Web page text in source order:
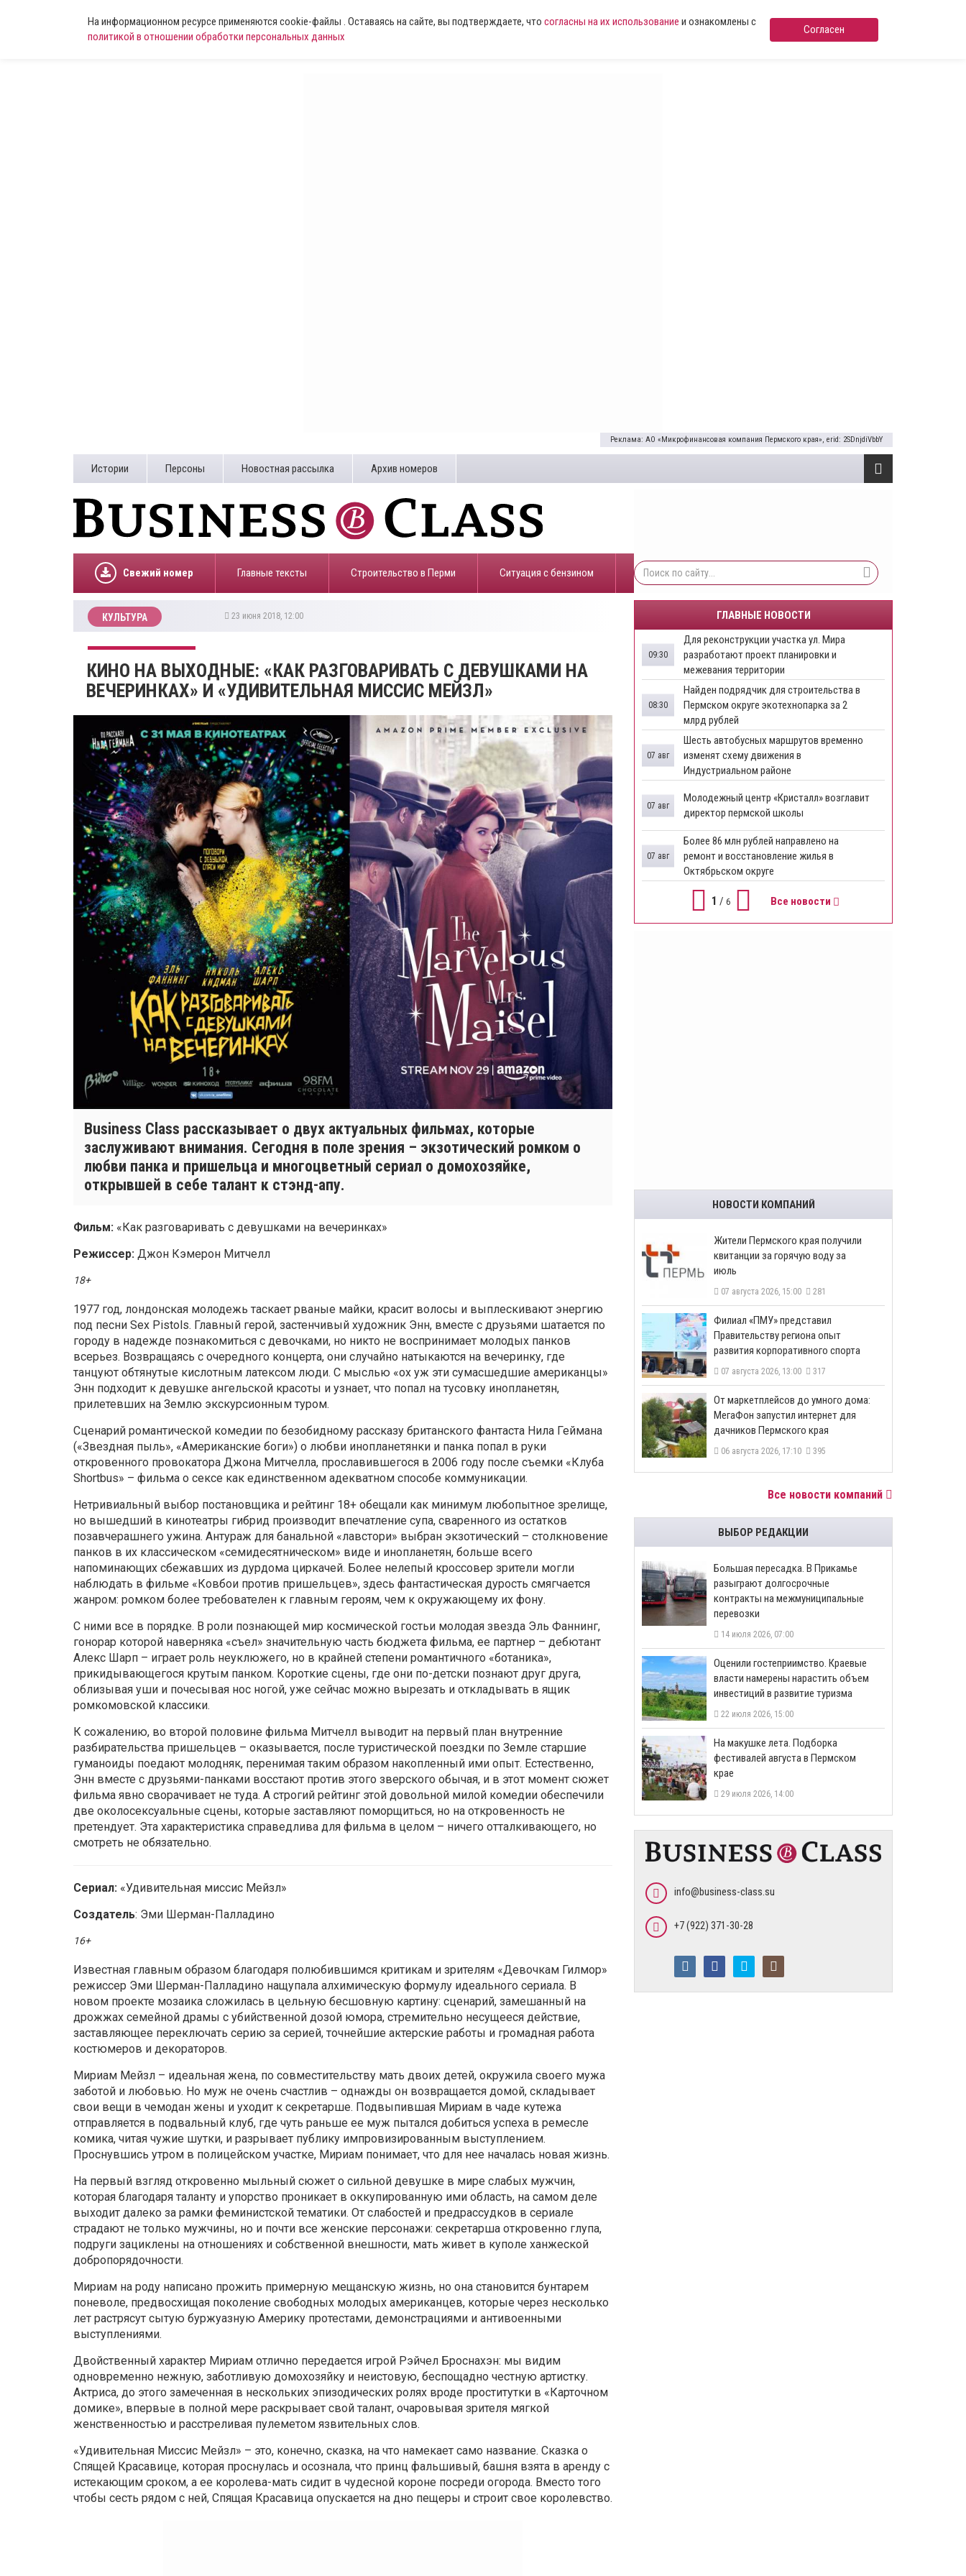
На информационном ресурсе применяются cookie-файлы . Оставаясь на сайте, вы подтверждаете, что согласны на их использование и ознакомлены с
политикой в отношении обработки персональных данных
Согласен
Реклама: АО «Микрофинансовая компания Пермского края», erid: 2SDnjdiVbbY
Истории Персоны Новостная рассылка Архив номеров
Свежий номер Главные тексты Строительство в Перми ​Ситуация с бензином
КУЛЬТУРА 23 июня 2018, 12:00
КИНО НА ВЫХОДНЫЕ: «КАК РАЗГОВАРИВАТЬ С ДЕВУШКАМИ НА
ВЕЧЕРИНКАХ» И «УДИВИТЕЛЬНАЯ МИССИС МЕЙЗЛ»
Business Class рассказывает о двух актуальных фильмах, которые
заслуживают внимания. Сегодня в поле зрения – экзотический ромком о
любви панка и пришельца и многоцветный сериал о домохозяйке,
открывшей в себе талант к стэнд-апу.
Фильм: «Как разговаривать с девушками на вечеринках»
Режиссер: Джон Кэмерон Митчелл
18+
1977 год, лондонская молодежь таскает рваные майки, красит волосы и выплескивают энергию
под песни Sex Pistols. Главный герой, застенчивый художник Энн, вместе с друзьями шатается по
городу в надежде познакомиться с девочками, но никто не воспринимает молодых панков
всерьез. Возвращаясь с очередного концерта, они случайно натыкаются на вечеринку, где
танцуют обтянутые кислотным латексом люди. С мыслью «ох уж эти сумасшедшие американцы»
Энн подходит к девушке ангельской красоты и узнает, что попал на тусовку инопланетян,
прилетевших на Землю экскурсионным туром.
Сценарий романтической комедии по безобидному рассказу британского фантаста Нила Геймана
(«Звездная пыль», «Американские боги») о любви инопланетянки и панка попал в руки
откровенного провокатора Джона Митчелла, прославившегося в 2006 году после съемки «Клуба
Shortbus» – фильма о сексе как единственном адекватном способе коммуникации.
Нетривиальный выбор постановщика и рейтинг 18+ обещали как минимум любопытное зрелище,
но вышедший в кинотеатры гибрид производит впечатление супа, сваренного из остатков
позавчерашнего ужина. Антураж для банальной «лавстори» выбран экзотический – столкновение
панков в их классическом «семидесятническом» виде и инопланетян, больше всего
напоминающих сбежавших из дурдома циркачей. Более нелепый кроссовер зрители могли
наблюдать в фильме «Ковбои против пришельцев», здесь фантастическая дурость смягчается
жанром: ромком более требователен к главным героям, чем к окружающему их фону.
С ними все в порядке. В роли познающей мир космической гостьи молодая звезда Эль Фаннинг,
гонорар которой наверняка «съел» значительную часть бюджета фильма, ее партнер – дебютант
Алекс Шарп – играет роль неуклюжего, но в крайней степени романтичного «ботаника»,
прикидывающегося крутым панком. Короткие сцены, где они по-детски познают друг друга,
облизывая уши и почесывая нос ногой, уже сейчас можно вырезать и откладывать в ящик
ромкомовской классики.
К сожалению, во второй половине фильма Митчелл выводит на первый план внутренние
разбирательства пришельцев – оказывается, после туристической поездки по Земле старшие
гуманоиды поедают молодняк, перенимая таким образом накопленный ими опыт. Естественно,
Энн вместе с друзьями-панками восстают против этого зверского обычая, и в этот момент сюжет
фильма явно сворачивает не туда. А строгий рейтинг этой довольной милой комедии обеспечили
две околосексуальные сцены, которые заставляют поморщиться, но на откровенность не
претендует. Эта характеристика справедлива для фильма в целом – ничего отталкивающего, но
смотреть не обязательно.
Сериал: «Удивительная миссис Мейзл»
Создатель: Эми Шерман-Палладино
16+
Известная главным образом благодаря полюбившимся критикам и зрителям «Девочкам Гилмор»
режиссер Эми Шерман-Палладино нащупала алхимическую формулу идеального сериала. В
новом проекте мозаика сложилась в цельную бесшовную картину: сценарий, замешанный на
дрожжах семейной драмы с убийственной дозой юмора, стремительно несущееся действие,
заставляющее переключать серию за серией, точнейшие актерские работы и громадная работа
костюмеров и декораторов.
Мириам Мейзл – идеальная жена, по совместительству мать двоих детей, окружила своего мужа
заботой и любовью. Но муж не очень счастлив – однажды он возвращается домой, складывает
свои вещи в чемодан жены и уходит к секретарше. Подвыпившая Мириам в чаде кутежа
отправляется в подвальный клуб, где чуть раньше ее муж пытался добиться успеха в ремесле
комика, читая чужие шутки, и разрывает публику импровизированным выступлением.
Проснувшись утром в полицейском участке, Мириам понимает, что для нее началась новая жизнь.
На первый взгляд откровенно мыльный сюжет о сильной девушке в мире слабых мужчин,
которая благодаря таланту и упорство проникает в оккупированную ими область, на самом деле
выходит далеко за рамки феминистской тематики. От слабостей и предрассудков в сериале
страдают не только мужчины, но и почти все женские персонажи: секретарша откровенно глупа,
подруги зациклены на отношениях и собственной внешности, мать живет в куполе ханжеской
добропорядочности.
Мириам на роду написано прожить примерную мещанскую жизнь, но она становится бунтарем
поневоле, предвосхищая поколение свободных молодых американцев, которые через несколько
лет растрясут сытую буржуазную Америку протестами, демонстрациями и антивоенными
выступлениями.
Двойственный характер Мириам отлично передается игрой Рэйчел Броснахэн: мы видим
одновременно нежную, заботливую домохозяйку и неистовую, беспощадно честную артистку.
Актриса, до этого замеченная в нескольких эпизодических ролях вроде проститутки в «Карточном
домике», впервые в полной мере раскрывает свой талант, очаровывая зрителя мягкой
женственностью и расстреливая пулеметом язвительных слов.
«Удивительная Миссис Мейзл» – это, конечно, сказка, на что намекает само название. Сказка о
Спящей Красавице, которая проснулась и осознала, что принц фальшивый, башня взята в аренду с
истекающим сроком, а ее королева-мать сидит в чудесной короне посреди огорода. Вместо того
чтобы сесть рядом с ней, Спящая Красавица опускается на дно пещеры и строит свое королевство.
ГЛАВНЫЕ НОВОСТИ
Для реконструкции участка ул. Мира
разработают проект планировки и
межевания территории
09:30
Найден подрядчик для строительства в
Пермском округе экотехнопарка за 2
млрд рублей
08:30
Шесть автобусных маршрутов временно
изменят схему движения в
Индустриальном районе
07 авг
Молодежный центр «Кристалл» возглавит
директор пермской школы
07 авг
Более 86 млн рублей направлено на
ремонт и восстановление жилья в
Октябрьском округе
07 авг
1 / 6 Все новости
НОВОСТИ КОМПАНИЙ
​Жители Пермского края получили
квитанции за горячую воду за
июль
07 августа 2026, 15:00 281
​Филиал «ПМУ» представил
Правительству региона опыт
развития корпоративного спорта
07 августа 2026, 13:00 317
От маркетплейсов до умного дома:
МегаФон запустил интернет для
дачников Пермского края
06 августа 2026, 17:10 395
Все новости компаний
ВЫБОР РЕДАКЦИИ
Большая пересадка. В Прикамье
разыграют долгосрочные
контракты на межмуниципальные
перевозки
14 июля 2026, 07:00
Оценили гостеприимство. Краевые
власти намерены нарастить объем
инвестиций в развитие туризма
22 июля 2026, 15:00
На макушке лета. Подборка
фестивалей августа в Пермском
крае
29 июля 2026, 14:00
info@business-class.su
+7 (922) 371-30-28